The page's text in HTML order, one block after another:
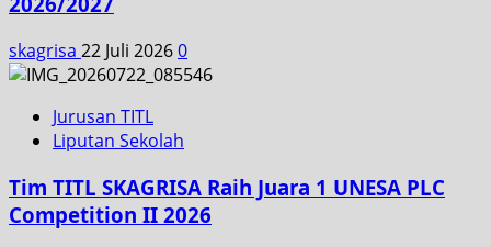
skagrisa 22 Juli 20260
Jurusan TITL
Liputan Sekolah
Tim TITL SKAGRISA Raih Juara 1 UNESA PLC
Competition II 2026